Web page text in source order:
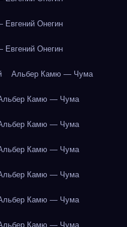
Онегин
Онегин
Альбер Камю — Чума
Камю — Чума
Камю — Чума
Камю — Чума
Камю — Чума
Камю — Чума
Камю — Чума